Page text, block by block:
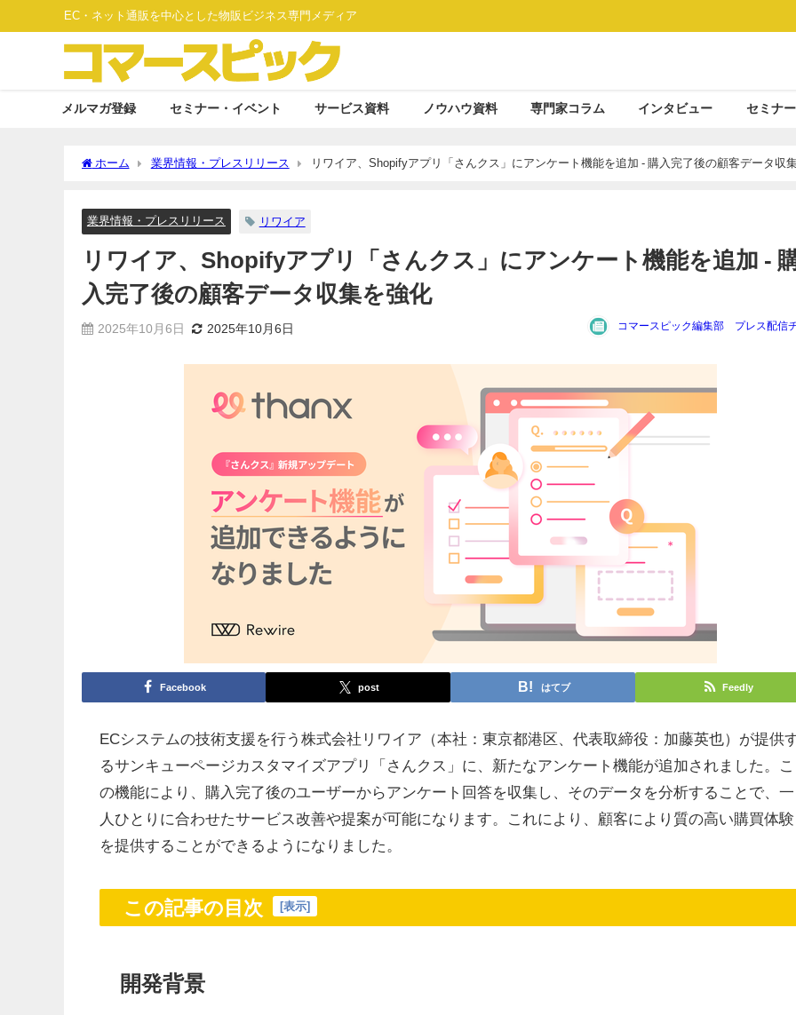
EC・ネット通販を中心とした物販ビジネス専門メディア
メルマガ登録 セミナー・イベント サービス資料 ノウハウ資料 専門家コラム インタビュー セミナ
ホーム 業界情報・プレスリリース
リワイア、Shopifyアプリ「さんクス」にアンケート機能を追加 - 購入完了後の顧客データ収
業界情報・プレスリリース リワイア
リワイア、Shopifyアプリ「さんクス」にアンケート機能を追加 -
入完了後の顧客データ収集を強化
2025年10月6日 2025年10月6日 コマースピック編集部 プレス配信
Facebook post はてブ Feedly
ECシステムの技術支援を行う株式会社リワイア（本社：東京都港区、代表取締役：加藤英也）が提供
るサンキューページカスタマイズアプリ「さんクス」に、新たなアンケート機能が追加されました。こ
の機能により、購入完了後のユーザーからアンケート回答を収集し、そのデータを分析することで、一
人ひとりに合わせたサービス改善や提案が可能になります。これにより、顧客により質の高い購買体験
を提供することができるようになりました。
この記事の目次 [表示]
開発背景